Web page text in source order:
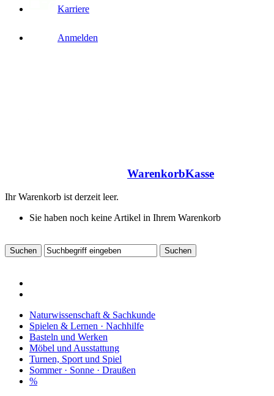
Karriere
Anmelden
WarenkorbKasse
Ihr Warenkorb ist derzeit leer.
Sie haben noch keine Artikel in Ihrem Warenkorb
Naturwissenschaft & Sachkunde
Spielen & Lernen · Nachhilfe
Basteln und Werken
Möbel und Ausstattung
Turnen, Sport und Spiel
Sommer · Sonne · Draußen
%